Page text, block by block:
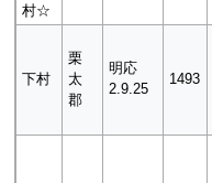
村☆
下村
栗
太
郡
明応
2.9.25
1493